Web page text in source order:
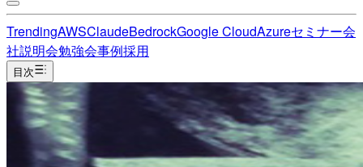
TrendingAWSClaudeBedrockGoogle CloudAzureセミナー会
社説明会勉強会事例採用
目次